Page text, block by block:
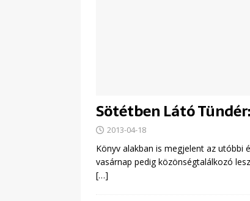
Sötétben Látó
2013-04-18
Könyv alakban is megjelent az utóbbi
vasárnap pedig közönségtalálkozó
[…]